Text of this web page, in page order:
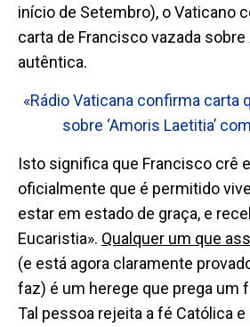
início de Setembro), o Vaticano
carta de Francisco vazada sobre
autêntica.
«Rádio Vaticana confirma carta
sobre ‘Amoris Laetitia’
Isto significa que Francisco crê
oficialmente que é permitido
estar em estado de graça, e
Eucaristia». Qualquer um que
(e está agora claramente
faz) é um herege que prega um
Tal pessoa rejeita a fé Católica